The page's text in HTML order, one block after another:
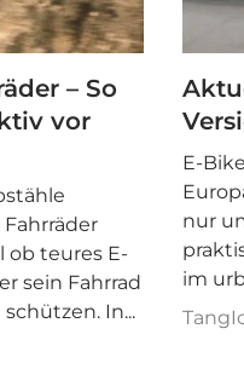
– So
vor
ob teures E-
sein Fahrrad
In...
E-
nur
im